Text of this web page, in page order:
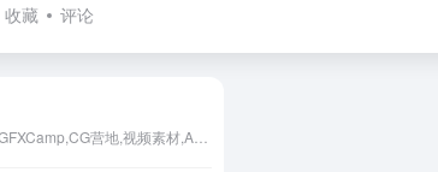
收藏 评论